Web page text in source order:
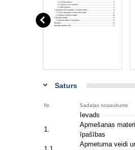
Saturs
Nr. Sadaļas nosaukums
Ievads
1.
Apmešanas
īpašības
Apmetuma veidi